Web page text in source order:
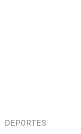
DEPORTES